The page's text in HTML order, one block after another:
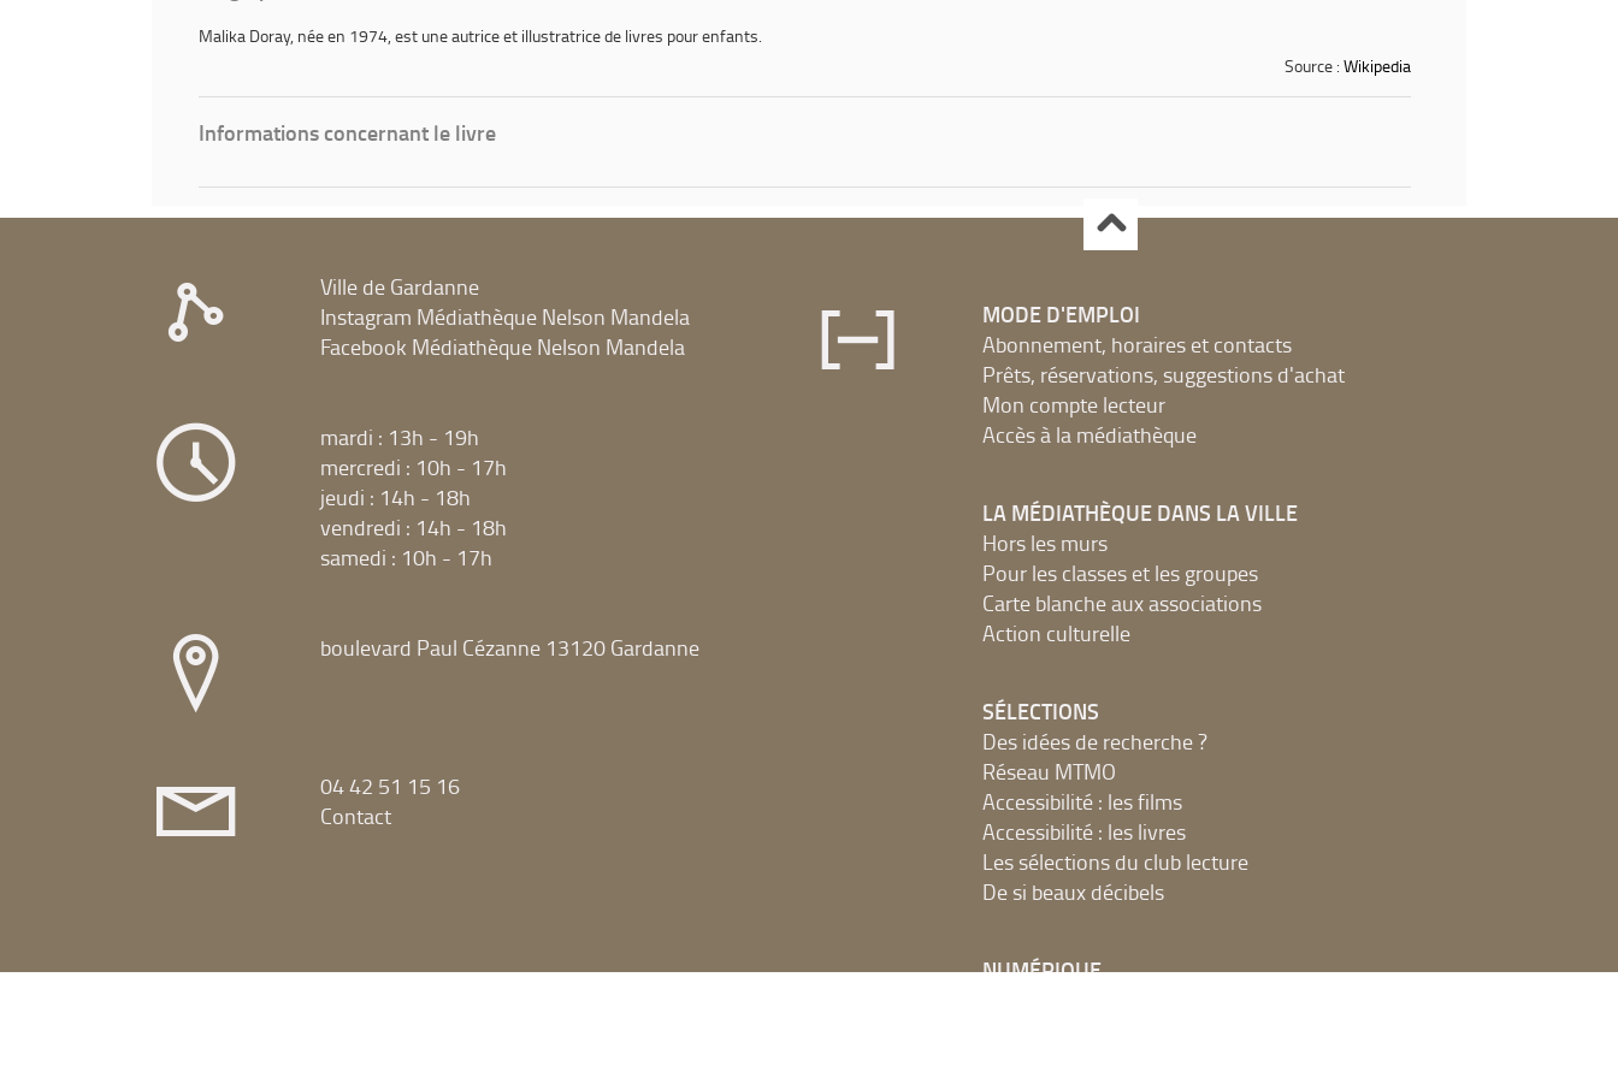
Malika Doray, née en 1974, est une autrice et illustratrice de livres pour enfants.
Source : Wikipedia
Informations concernant le livre
Ville de Gardanne
Instagram Médiathèque Nelson Mandela
Facebook Médiathèque Nelson Mandela
mardi : 13h - 19h
mercredi : 10h - 17h
jeudi : 14h - 18h
vendredi : 14h - 18h
samedi : 10h - 17h
boulevard Paul Cézanne 13120 Gardanne
04 42 51 15 16
Contact
MODE D'EMPLOI
Abonnement, horaires et contacts
Prêts, réservations, suggestions d'achat
Mon compte lecteur
Accès à la médiathèque
LA MÉDIATHÈQUE DANS LA VILLE
Hors les murs
Pour les classes et les groupes
Carte blanche aux associations
Action culturelle
SÉLECTIONS
Des idées de recherche ?
Réseau MTMO
Accessibilité : les films
Accessibilité : les livres
Les sélections du club lecture
De si beaux décibels
NUMÉRIQUE